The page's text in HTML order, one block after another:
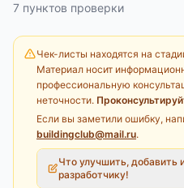
7 пунктов проверки
Чек-листы находятся на
Материал носит
профессиональную
неточности.
Если вы заметили ошибку,
buildingclub@mail.ru.
Что улучшить, добавить
разработчику!